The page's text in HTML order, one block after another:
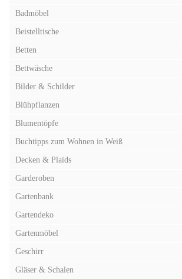
Badmöbel
Beistelltische
Betten
Bettwäsche
Bilder & Schilder
Blühpflanzen
Blumentöpfe
Buchtipps zum Wohnen in Weiß
Decken & Plaids
Garderoben
Gartenbank
Gartendeko
Gartenmöbel
Geschirr
Gläser & Schalen